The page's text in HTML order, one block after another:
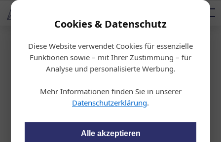
Cookies & Datenschutz
Diese Website verwendet Cookies für essenzielle
Funktionen sowie – mit Ihrer Zustimmung – für
Analyse und personalisierte Werbung.
Mehr Informationen finden Sie in unserer
Datenschutzerklärung.
Alle akzeptieren
AUTOMOTIVE SERVICES
AUTOMOTIVE AKADEMIE
Podcast
Startseite/Allgemein
OBFCM – Wie sich B
etriebe vorbereiten k
önnen